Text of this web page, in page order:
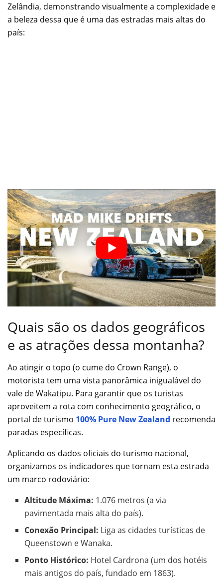
Zelândia, demonstrando visualmente a complexidade e
a beleza dessa que é uma das estradas mais altas do
país:
Quais são os dados geográficos
e as atrações dessa montanha?
Ao atingir o topo (o cume do Crown Range), o
motorista tem uma vista panorâmica inigualável do
vale de Wakatipu. Para garantir que os turistas
aproveitem a rota com conhecimento geográfico, o
portal de turismo 100% Pure New Zealand recomenda
paradas específicas.
Aplicando os dados oficiais do turismo nacional,
organizamos os indicadores que tornam esta estrada
um marco rodoviário:
Altitude Máxima: 1.076 metros (a via
pavimentada mais alta do país).
Conexão Principal: Liga as cidades turísticas de
Queenstown e Wanaka.
Ponto Histórico: Hotel Cardrona (um dos hotéis
mais antigos do país, fundado em 1863).